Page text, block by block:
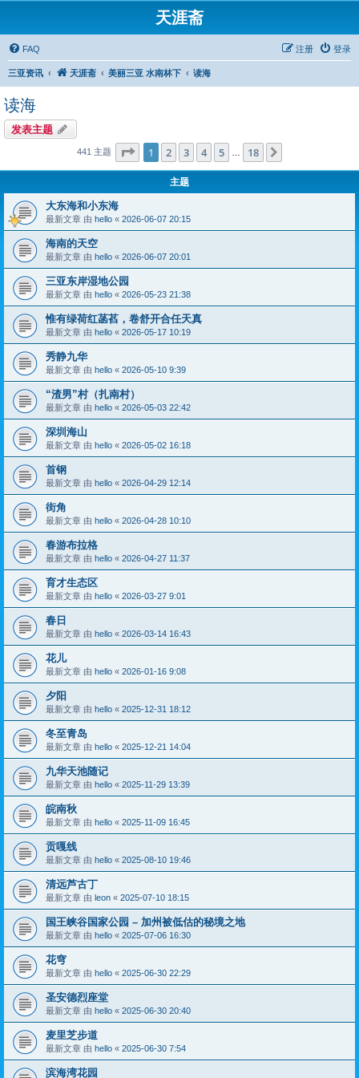
天涯斋
FAQ 登录
注册
三亚资讯 天涯斋 美丽三亚 水南林下 读海
读海
发表主题
441 主题 分页：1 18
1 2 3 4 5 18
主题
大东海和小东海
最新文章 由 hello « 2026-06-07 20:15
海南的天空
最新文章 由 hello « 2026-06-07 20:01
三亚东岸湿地公园
最新文章 由 hello « 2026-05-23 21:38
惟有绿荷红菡萏，卷舒开合任天真
最新文章 由 hello « 2026-05-17 10:19
秀静九华
最新文章 由 hello « 2026-05-10 9:39
“渣男”村（扎南村）
最新文章 由 hello « 2026-05-03 22:42
深圳海山
最新文章 由 hello « 2026-05-02 16:18
首钢
最新文章 由 hello « 2026-04-29 12:14
街角
最新文章 由 hello « 2026-04-28 10:10
春游布拉格
最新文章 由 hello « 2026-04-27 11:37
育才生态区
最新文章 由 hello « 2026-03-27 9:01
春日
最新文章 由 hello « 2026-03-14 16:43
花儿
最新文章 由 hello « 2026-01-16 9:08
夕阳
最新文章 由 hello « 2025-12-31 18:12
冬至青岛
最新文章 由 hello « 2025-12-21 14:04
九华天池随记
最新文章 由 hello « 2025-11-29 13:39
皖南秋
最新文章 由 hello « 2025-11-09 16:45
贡嘎线
最新文章 由 hello « 2025-08-10 19:46
清远芦古丁
最新文章 由 leon « 2025-07-10 18:15
国王峡谷国家公园 – 加州被低估的秘境之地
最新文章 由 hello « 2025-07-06 16:30
花穹
最新文章 由 hello « 2025-06-30 22:29
圣安德烈座堂
最新文章 由 hello « 2025-06-30 20:40
麦里芝步道
最新文章 由 hello « 2025-06-30 7:54
滨海湾花园